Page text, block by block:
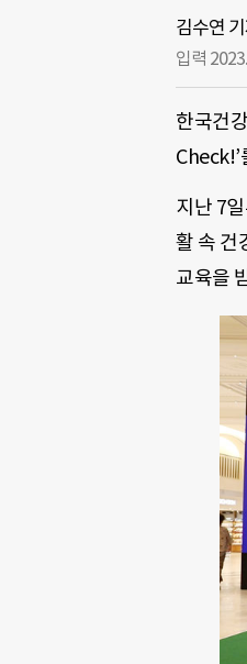
김수연
입력
한국건
지난 7
활 속 건
교육을